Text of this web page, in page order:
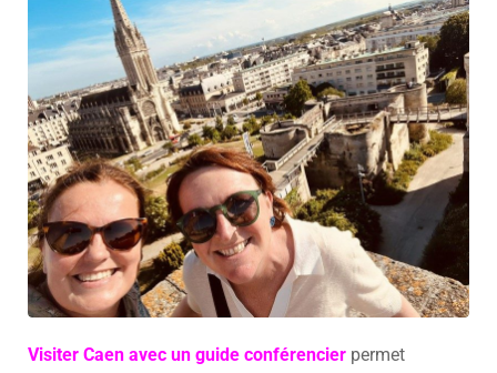
Visiter Caen avec un guide conférencier permet